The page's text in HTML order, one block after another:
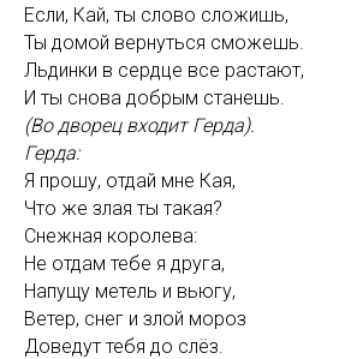
Если, Кай, ты слово сложишь,
Ты домой вернуться сможешь.
Льдинки в сердце все растают,
И ты снова добрым станешь.
(Во дворец входит Герда).
Герда:
Я прошу, отдай мне Кая,
Что же злая ты такая?
Снежная королева:
Не отдам тебе я друга,
Напущу метель и вьюгу,
Ветер, снег и злой мороз
Доведут тебя до слёз.